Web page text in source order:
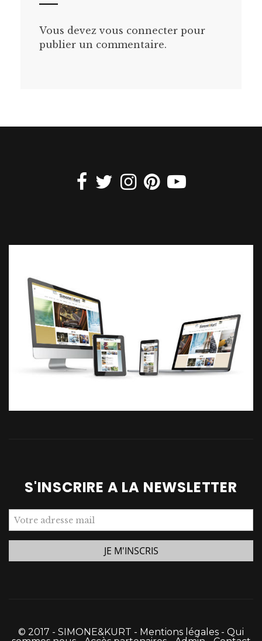
Vous devezvous connecter pour
publier un commentaire.
S'INSCRIRE A LA NEWSLETTER
© 2017 - SIMONE&KURT - Mentions légales - Qui